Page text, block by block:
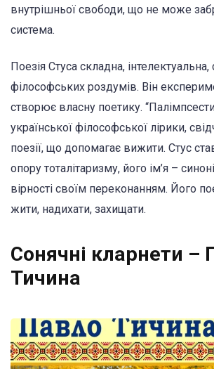
внутрішньої свободи, що не може
система.
Поезія Стуса складна,
філософських роздумів. Він
створює власну поетику.
української філософської лірики,
поезії, що допомагає вижити. Стус
опору тоталітаризму, його ім’я –
вірності своїм переконанням. Його
жити, надихати, захищати.
Сонячні кларнети –
Тичина